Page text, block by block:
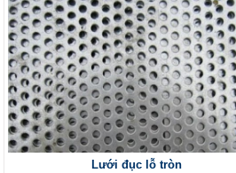
Lưới đục lỗ tròn